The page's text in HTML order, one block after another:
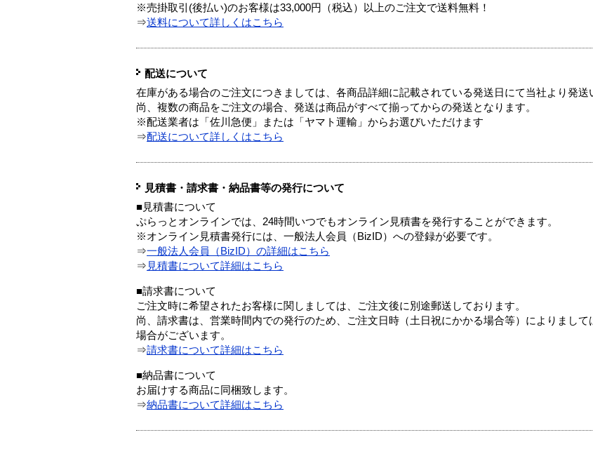
※売掛取引(後払い)のお客様は33,000円（税込）以上のご注文で送料無料！
⇒送料について詳しくはこちら
配送について
在庫がある場合のご注文につきましては、各商品詳細に記載されている発送日にて当社より発送
尚、複数の商品をご注文の場合、発送は商品がすべて揃ってからの発送となります。
※配送業者は「佐川急便」または「ヤマト運輸」からお選びいただけます
⇒配送について詳しくはこちら
見積書・請求書・納品書等の発行について
■見積書について
ぷらっとオンラインでは、24時間いつでもオンライン見積書を発行することができます。
※オンライン見積書発行には、一般法人会員（BizID）への登録が必要です。
⇒一般法人会員（BizID）の詳細はこちら
⇒ 見積書について詳細はこちら
■請求書について
ご注文時に希望されたお客様に関しましては、ご注文後に別途郵送しております。
尚、請求書は、営業時間内での発行のため、ご注文日時（土日祝にかかる場合等）によりまして
場合がございます。
⇒請求書について詳細はこちら
■納品書について
お届けする商品に同梱致します。
⇒納品書について詳細はこちら